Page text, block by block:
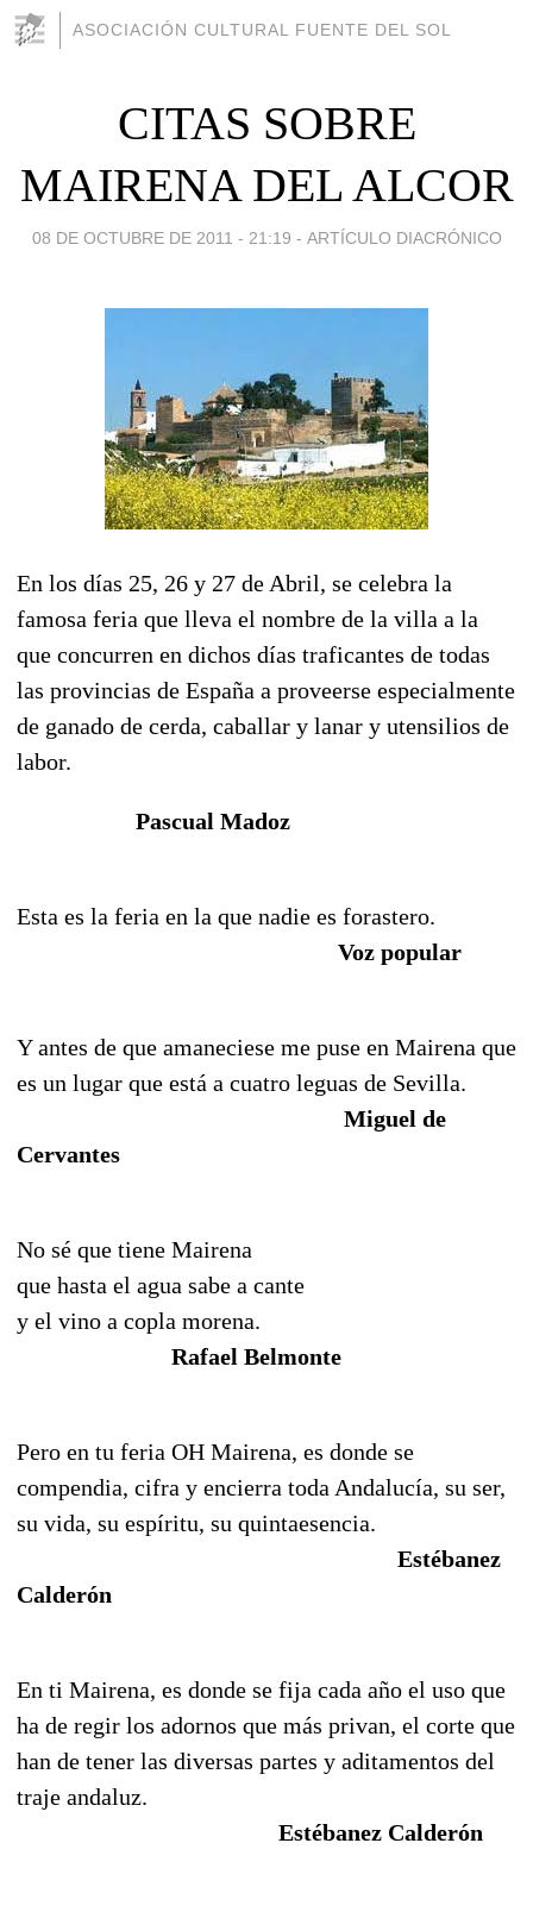
ASOCIACIÓN CULTURAL FUENTE DEL SOL
CITAS SOBRE
MAIRENA DEL ALCOR
08 DE OCTUBRE DE 2011 - 21:19 - ARTÍCULO DIACRÓNICO
En los días 25, 26 y 27 de Abril, se celebra la
famosa feria que lleva el nombre de la villa a la
que concurren en dichos días traficantes de todas
las provincias de España a proveerse especialmente
de ganado de cerda, caballar y lanar y utensilios de
labor.
Pascual Madoz
Esta es la feria en la que nadie es forastero.
Voz popular
Y antes de que amaneciese me puse en Mairena que
es un lugar que está a cuatro leguas de Sevilla.
Miguel de
Cervantes
No sé que tiene Mairena
que hasta el agua sabe a cante
y el vino a copla morena.
Rafael Belmonte
Pero en tu feria OH Mairena, es donde se
compendia, cifra y encierra toda Andalucía, su ser,
su vida, su espíritu, su quintaesencia.
Estébanez
Calderón
En ti Mairena, es donde se fija cada año el uso que
ha de regir los adornos que más privan, el corte que
han de tener las diversas partes y aditamentos del
traje andaluz.
Estébanez Calderón